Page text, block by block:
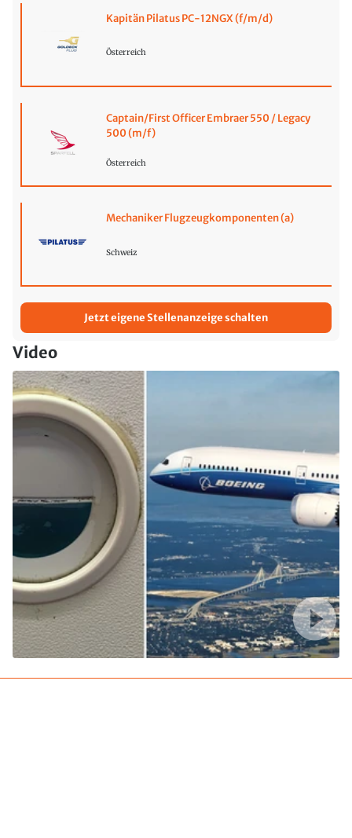
Kapitän Pilatus PC-12NGX (f/m/d)
Österreich
Captain/First Officer Embraer 550 / Legacy
500 (m/f)
Österreich
Mechaniker Flugzeugkomponenten (a)
Schweiz
Jetzt eigene Stellenanzeige schalten
Video